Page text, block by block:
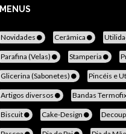
MENUS
Novidades Cerâmica
Parafina (Velas) Stamperia
Glicerina (Sabonetes) Pincéis e
Artigos diversos Bandas
Biscuit Cake-Design